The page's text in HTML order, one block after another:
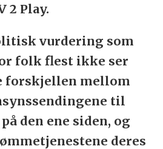
2 Play.
vurdering som
folk flest ikke ser
forskjellen mellom
til
den ene siden, og
deres